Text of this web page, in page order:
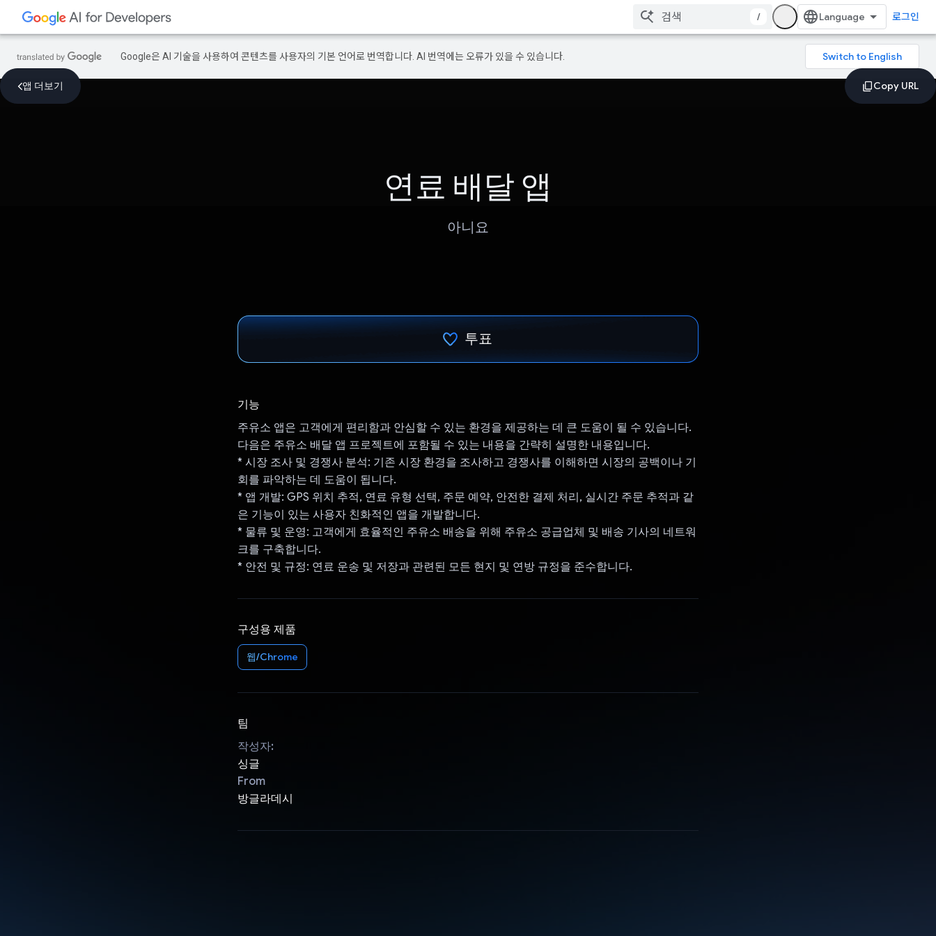
/ 로그인
Google은 AI 기술을 사용하여 콘텐츠를 사용자의 기본 언어로 번역합니다. AI 번역에는 오류가 있을 수 있습니다.
앱 더보기
연료 배달 앱
아니요
투표
기능
주유소 앱은 고객에게 편리함과 안심할 수 있는 환경을 제공하는 데 큰 도움이 될 수 있습니다.
다음은 주유소 배달 앱 프로젝트에 포함될 수 있는 내용을 간략히 설명한 내용입니다.
* 시장 조사 및 경쟁사 분석: 기존 시장 환경을 조사하고 경쟁사를 이해하면 시장의 공백이나 기
회를 파악하는 데 도움이 됩니다.
* 앱 개발: GPS 위치 추적, 연료 유형 선택, 주문 예약, 안전한 결제 처리, 실시간 주문 추적과 같
은 기능이 있는 사용자 친화적인 앱을 개발합니다.
* 물류 및 운영: 고객에게 효율적인 주유소 배송을 위해 주유소 공급업체 및 배송 기사의 네트워
크를 구축합니다.
* 안전 및 규정: 연료 운송 및 저장과 관련된 모든 현지 및 연방 규정을 준수합니다.
구성용 제품
웹/Chrome
팀
작성자:
싱글
From
방글라데시